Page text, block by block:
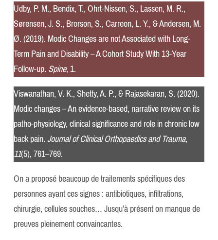
Udby, P. M., Bendix, T., Ohrt-Nissen, S., Lassen, M. R.,
Sørensen, J. S., Brorson, S., Carreon, L. Y., & Andersen, M.
Ø. (2019). Modic Changes are not Associated with Long-
Term Pain and Disability – A Cohort Study With 13-Year
Follow-up.Spine, 1.
Viswanathan, V. K., Shetty, A. P., & Rajasekaran, S. (2020).
Modic changes – An evidence-based, narrative review on its
patho-physiology, clinical significance and role in chronic low
back pain.Journal of Clinical Orthopaedics and Trauma,
11(5), 761–769.
On a proposé beaucoup de traitements spécifiques des
personnes ayant ces signes : antibiotiques, infiltrations,
chirurgie, cellules souches… Jusqu’à présent on manque de
preuves pleinement convaincantes.